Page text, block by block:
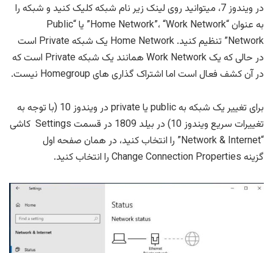
در ویندوز 7، میتوانید روی لینک زیر نام شبکه کلیک کنید و شبکه را
به عنوان “Home Network”، “Work Network” یا “Public
Network” تنظیم کنید. Home Network یک شبکه Private است
در حالی که یک Work Network همانند یک شبکه Private است که
در آن کشف فعال است اما اشتراک گذاری های Homegroup نیست.
برای تغییر یک شبکه به public یا private در ویندوز 10 (با توجه به
تغییرات سریع ویندوز 10) در بیلد 1809 در قسمت Settings کاشی
“Network & Internet” را انتخاب کنید، در همان صفحه اول
گزینه Change Connection Properties را انتخاب کنید.